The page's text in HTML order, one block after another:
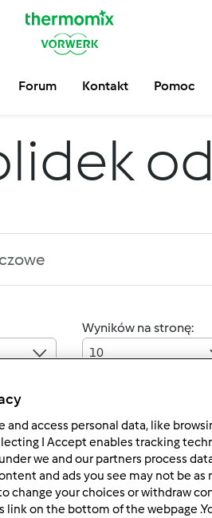
Forum Kontakt Pomoc
Wyników na stronę:
10
and access personal data, like
I Accept enables tracking
we and our partners process
and ads you see may not be as
change your choices or withdraw
link on the bottom of the webpage